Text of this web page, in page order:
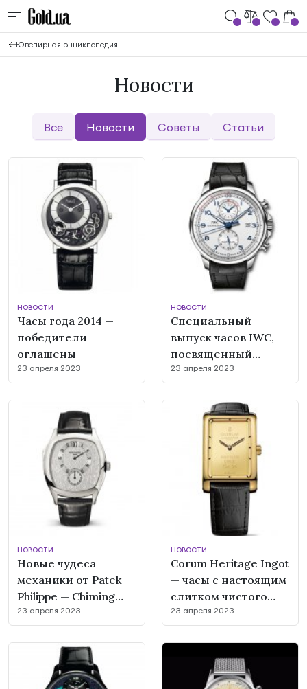
Ювелирная энциклопедия
Новости
Все Новости Советы Статьи
НОВОСТИ
Часы года 2014 —
победители
оглашены
23 апреля 2023
НОВОСТИ
Специальный
выпуск часов IWC,
посвященный
началу Океанской
гонки Вольво
23 апреля 2023
НОВОСТИ
Новые чудеса
механики от Patek
Philippe — Chiming
Jump Hour
23 апреля 2023
НОВОСТИ
Corum Heritage Ingot
— часы с настоящим
слитком чистого
золота
23 апреля 2023